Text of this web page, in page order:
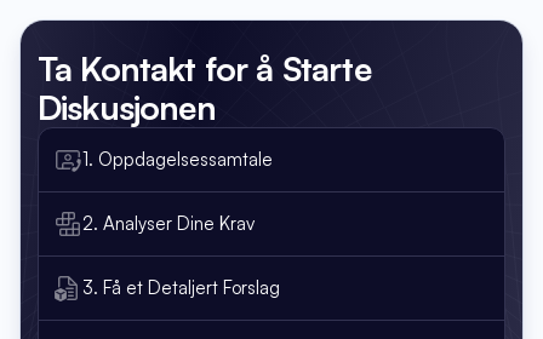
Ta Kontakt for å Starte
Diskusjonen
1. Oppdagelsessamtale
2. Analyser Dine Krav
3. Få et Detaljert Forslag